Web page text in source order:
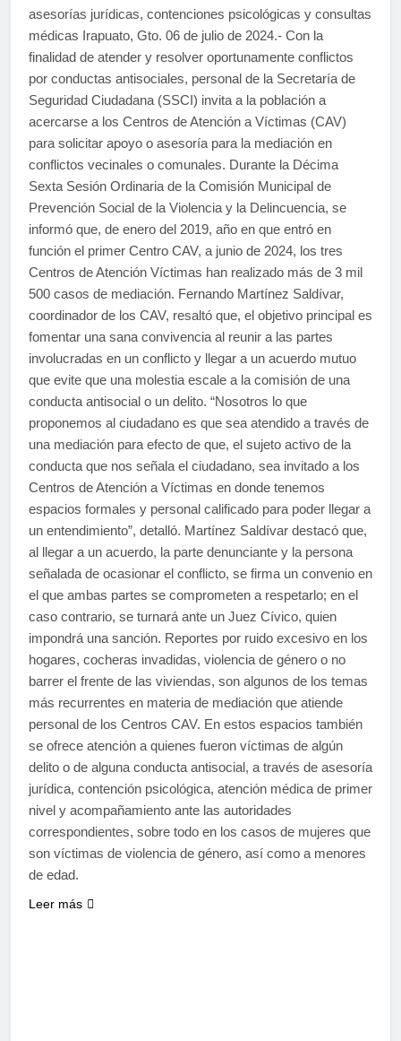
asesorías jurídicas, contenciones psicológicas y consultas
médicas Irapuato, Gto. 06 de julio de 2024.- Con la
finalidad de atender y resolver oportunamente conflictos
por conductas antisociales, personal de la Secretaría de
Seguridad Ciudadana (SSCI) invita a la población a
acercarse a los Centros de Atención a Víctimas (CAV)
para solicitar apoyo o asesoría para la mediación en
conflictos vecinales o comunales. Durante la Décima
Sexta Sesión Ordinaria de la Comisión Municipal de
Prevención Social de la Violencia y la Delincuencia, se
informó que, de enero del 2019, año en que entró en
función el primer Centro CAV, a junio de 2024, los tres
Centros de Atención Víctimas han realizado más de 3 mil
500 casos de mediación. Fernando Martínez Saldívar,
coordinador de los CAV, resaltó que, el objetivo principal es
fomentar una sana convivencia al reunir a las partes
involucradas en un conflicto y llegar a un acuerdo mutuo
que evite que una molestia escale a la comisión de una
conducta antisocial o un delito. “Nosotros lo que
proponemos al ciudadano es que sea atendido a través de
una mediación para efecto de que, el sujeto activo de la
conducta que nos señala el ciudadano, sea invitado a los
Centros de Atención a Víctimas en donde tenemos
espacios formales y personal calificado para poder llegar a
un entendimiento”, detalló. Martínez Saldívar destacó que,
al llegar a un acuerdo, la parte denunciante y la persona
señalada de ocasionar el conflicto, se firma un convenio en
el que ambas partes se comprometen a respetarlo; en el
caso contrario, se turnará ante un Juez Cívico, quien
impondrá una sanción. Reportes por ruido excesivo en los
hogares, cocheras invadidas, violencia de género o no
barrer el frente de las viviendas, son algunos de los temas
más recurrentes en materia de mediación que atiende
personal de los Centros CAV. En estos espacios también
se ofrece atención a quienes fueron víctimas de algún
delito o de alguna conducta antisocial, a través de asesoría
jurídica, contención psicológica, atención médica de primer
nivel y acompañamiento ante las autoridades
correspondientes, sobre todo en los casos de mujeres que
son víctimas de violencia de género, así como a menores
de edad.
Leer más